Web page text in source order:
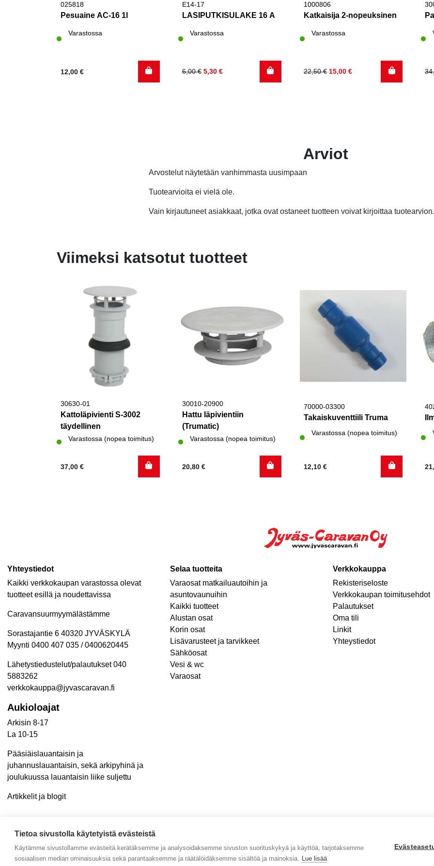
025818
Pesuaine AC-16 1l
Varastossa
12,00 €
E14-17
LASIPUTKISULAKE 16 A
Varastossa
6,00€
Alkuperäinen
5,30 €
Nykyinen
1000806
Katkaisija 2-nopeuksinen
Varastossa
22,50€
Alkuperäinen
15,00 €
Nykyinen
Arviot
Arvostelut näytetään vanhimmasta uusimpaan
Tuotearvioita ei vielä ole.
Vain kirjautuneet asiakkaat, jotka ovat ostaneet tuotteen voivat kirjoittaa tuotearvion.
Viimeksi katsotut tuotteet
30630-01
Kattoläpivienti S-3002
täydellinen
Varastossa (nopea toimitus)
37,00 €
30010-20900
Hattu läpivientiin
(Trumatic)
Varastossa (nopea toimitus)
20,80 €
70000-03300
Takaiskuventtiili Truma
Varastossa (nopea toimitus)
12,10 €
Yhteystiedot
Kaikki verkkokaupan varastossa olevat
tuotteet esillä ja noudettavissa
Caravansuurmyymälästämme
Sorastajantie 6 40320 JYVÄSKYLÄ
Myynti 0400 407 035 / 0400620445
Lähetystiedustelut/palautukset 040
5883262
verkkokauppa@jyvascaravan.fi
Aukioloajat
Arkisin 8-17
La 10-15
Pääsiäislauantaisin ja
juhannuslauantaisin, sekä arkipyhinä ja
joulukuussa lauantaisin liike suljettu
Artikkelit ja blogit
Selaa tuotteita
Varaosat matkailuautoihin ja
asuntovaunuihin
Kaikki tuotteet
Alustan osat
Korin osat
Lisävarusteet ja tarvikkeet
Sähköosat
Vesi & wc
Varaosat
Verkkokauppa
Rekisteriseloste
Verkkokaupan toimitusehdot
Palautukset
Oma tili
Linkit
Yhteystiedot
Tietoa sivustolla käytetyistä evästeistä
Käytämme sivustollamme evästeitä kerätäksemme ja analysoidaksemme sivuston suorituskykyä ja käyttöä, tarjotaksemme
sosiaalisen median ominaisuuksia sekä parantaaksemme ja räätälöidäksemme sisältöä ja mainoksia. Lue lisää